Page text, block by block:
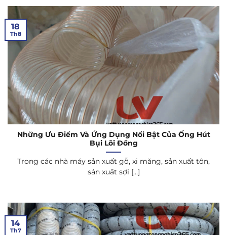
Những Ưu Điểm Và Ứng Dụng Nổi Bật Của Ống Hút
Bụi Lõi Đồng
Trong các nhà máy sản xuất gỗ, xi măng, sản xuất tôn,
sản xuất sợi [...]
18
Th8
14
Th7